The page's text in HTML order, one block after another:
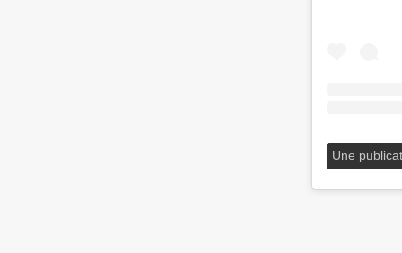
Une